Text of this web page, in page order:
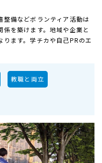
整備などボランティア活動は
を築けます。地域や企業と
ます。学チカや自己PRのエ
教職と両立